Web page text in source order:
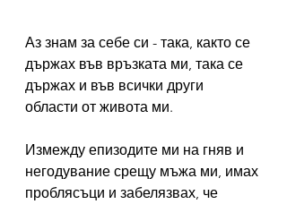
Аз знам за себе си - така, както се
държах във връзката ми, така се
държах и във всички други
области от живота ми.
Измежду епизодите ми на гняв и
негодувание срещу мъжа ми, имах
проблясъци и забелязвах, че